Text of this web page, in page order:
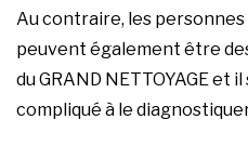
Au contraire, les
peuvent également être
duGRAND NETTOYAGE et il
compliqué à le